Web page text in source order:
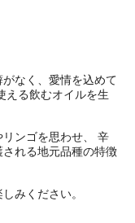
なく、愛情を込めて
える飲むオイルを生
ンゴを思わせ、 辛
れる地元品種の特徴
みください。